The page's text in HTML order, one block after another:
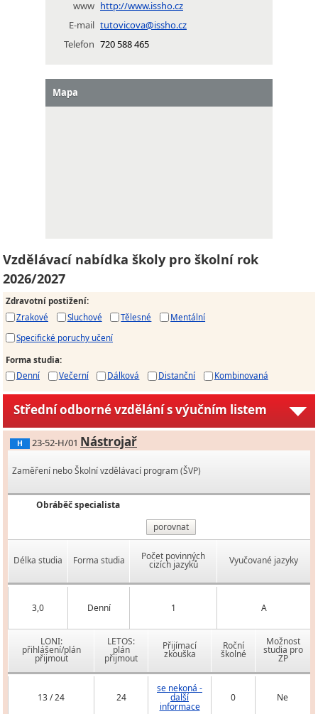
www http://www.issho.cz
E-mail tutovicova@issho.cz
Telefon 720 588 465
Mapa
Vzdělávací nabídka školy pro školní rok
2026/2027
Zdravotní postižení:
Zrakové
Sluchové Tělesné
Mentální
Specifické poruchy učení
Forma studia:
Denní
Večerní Dálková Distanční Kombinovaná
Střední odborné vzdělání s výučním listem
H 23-52-H/01 Nástrojař
Zaměření nebo Školní vzdělávací program (ŠVP)
Obráběč specialista
porovnat
Délka studia Forma studia Počet povinných
cizích jazyků Vyučované jazyky
3,0 Denní 1 A
LONI:
přihlášení/plán
přijmout
LETOS:
plán
přijmout
Přijímací
zkouška
Roční
školné
Možnost
studia pro
ZP
13 / 24 24
se nekoná -
další
informace
0 Ne